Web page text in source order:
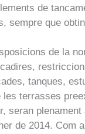
de
sempre que
de la
tanques,
terrasses
seran plenament
de 2014. Com